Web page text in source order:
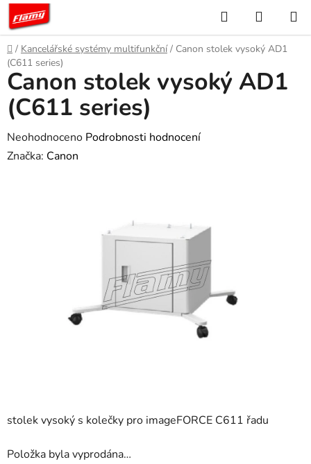
Přejít
obsah
Hledat
KOŠÍK
Domů
/ Kancelářské systémy multifunkční / Canon stolek vysoký AD1
(C611 series)
stolek vysoký s kolečky pro imageFORCE C611 řadu
Položka byla vyprodána…
Canon stolek vysoký AD1
(C611 series)
Průměrné
hodnocení
Neohodnoceno Podrobnosti hodnocení
Značka: Canon